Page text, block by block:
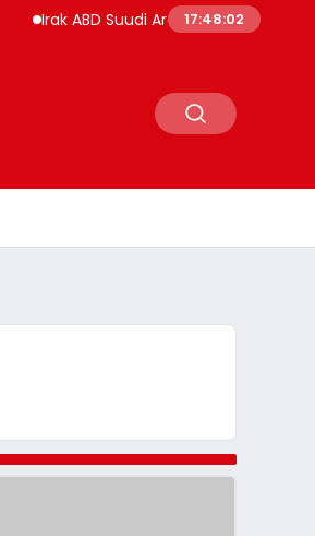
Irak ABD Suudi Arabistan Saldırılarını
17:48:03